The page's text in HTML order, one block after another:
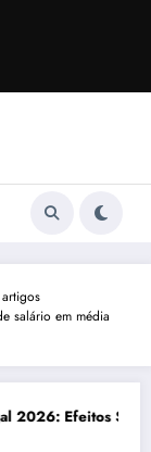
salário em média
Custo de vida